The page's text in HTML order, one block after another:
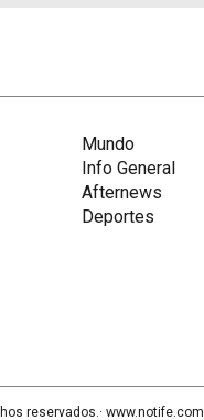
Mundo
Info General
Afternews
Deportes
reservados.· www.notife.com